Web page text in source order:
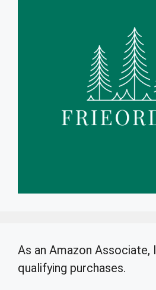
As an Amazon Associate,
qualifying purchases.